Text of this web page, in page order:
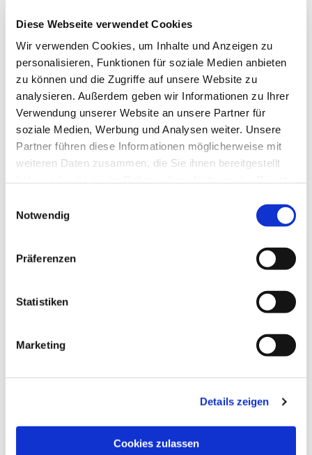
Diese Webseite verwendet Cookies
Wir verwenden Cookies, um Inhalte und Anzeigen zu
personalisieren, Funktionen für soziale Medien anbieten
zu können und die Zugriffe auf unsere Website zu
analysieren. Außerdem geben wir Informationen zu Ihrer
Verwendung unserer Website an unsere Partner für
soziale Medien, Werbung und Analysen weiter. Unsere
Partner führen diese Informationen möglicherweise mit
weiteren Daten zusammen, die Sie ihnen bereitgestellt
Notwendig
Präferenzen
Statistiken
Marketing
Details zeigen
Cookies zulassen